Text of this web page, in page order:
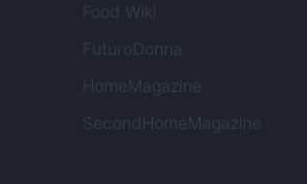
Food Wiki
FuturoDonna
HomeMagazine
SecondHomeMagazine